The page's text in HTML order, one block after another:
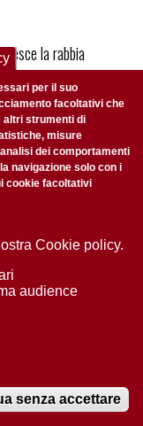
la rabbia
energetica della
il passaggio
per il suo
facoltativi che
altri strumenti di
misure
dei comportamenti
navigazione solo con i
cookie facoltativi
Cookie policy.
audience
senza accettare